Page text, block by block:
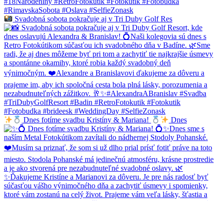
Svadobná sobota pokračuje aj v Tri Duby Golf Res
Dnes fotíme svadbu Kristíny & Mariana! Dnes